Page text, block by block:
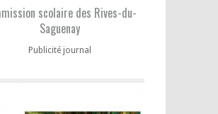
scolaire des Rives-du-
Saguenay
Publicité journal